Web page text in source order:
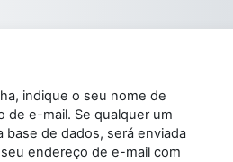
indique o seu nome de
de e-mail. Se qualquer um
de dados, será enviada
endereço de e-mail com